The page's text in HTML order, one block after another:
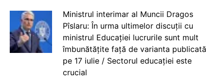
Ministrul interimar al Muncii Dragos
Pîslaru: În urma ultimelor discuții cu
ministrul Educației lucrurile sunt mult
îmbunătățite față de varianta publicată
pe 17 iulie / Sectorul educației este
crucial